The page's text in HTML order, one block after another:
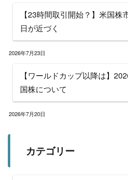
【23時間取引開始？】米国株
日が近づく
2026年7月23日
【ワールドカップ以降は】
国株について
2026年7月20日
カテゴリー